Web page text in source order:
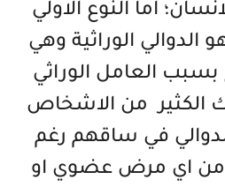
اما النوع الاولي
الدوالي الوراثية وهي
بسبب العامل الوراثي
الكثير من الاشخاص
في ساقهم رغم
من اي مرض عضوي او